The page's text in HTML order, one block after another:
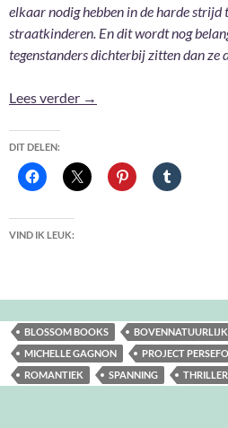
elkaar nodig hebben in de harde strijd
straatkinderen. En dit wordt nog
tegenstanders dichterbij zitten dan ze
Lees verder Het verzet – Michelle
→
DIT DELEN:
VIND IK LEUK:
BLOSSOM BOOKS BOVENNATUURLIJK
MICHELLE GAGNON
PROJECT
ROMANTIEK
SPANNING THRILLER